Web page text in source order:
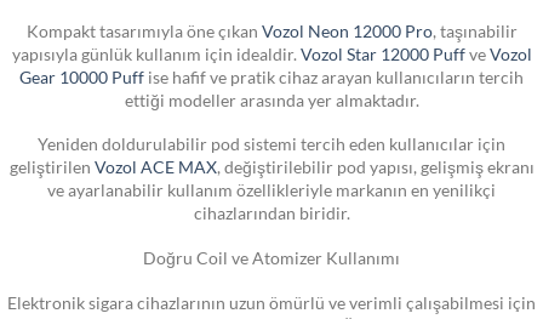
Kompakt tasarımıyla öne çıkan Vozol Neon 12000 Pro, taşınabilir
yapısıyla günlük kullanım için idealdir. Vozol Star 12000 PuffveVozol
Gear 10000 Puff ise hafif ve pratik cihaz arayan kullanıcıların tercih
ettiği modeller arasında yer almaktadır.
Yeniden doldurulabilir pod sistemi tercih eden kullanıcılar için
geliştirilen Vozol ACE MAX, değiştirilebilir pod yapısı, gelişmiş ekranı
ve ayarlanabilir kullanım özellikleriyle markanın en yenilikçi
cihazlarından biridir.
Doğru Coil ve Atomizer Kullanımı
Elektronik sigara cihazlarının uzun ömürlü ve verimli çalışabilmesi için